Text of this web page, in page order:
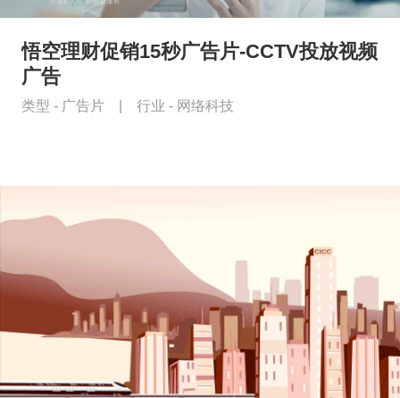
悟空理财促销15秒广告片-CCTV投放视频
广告
类型 - 广告片 行业 - 网络科技